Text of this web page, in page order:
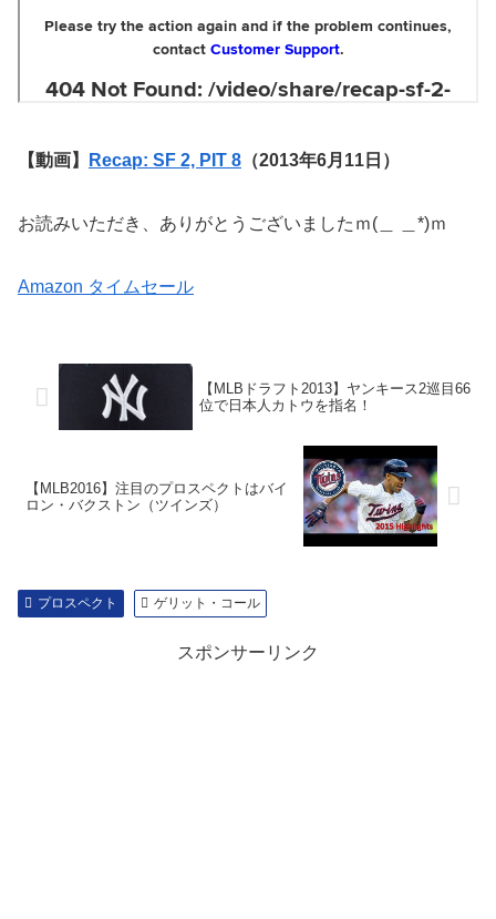
【動画】 Recap: SF 2, PIT 8 （2013年6月11日）
お読みいただき、ありがとうございましたｍ(＿ ＿*)ｍ
Amazon タイムセール
【MLBドラフト2013】ヤンキース2巡目66
位で日本人カトウを指名！
【MLB2016】注目のプロスペクトはバイ
ロン・バクストン（ツインズ）
プロスペクト ゲリット・コール
スポンサーリンク